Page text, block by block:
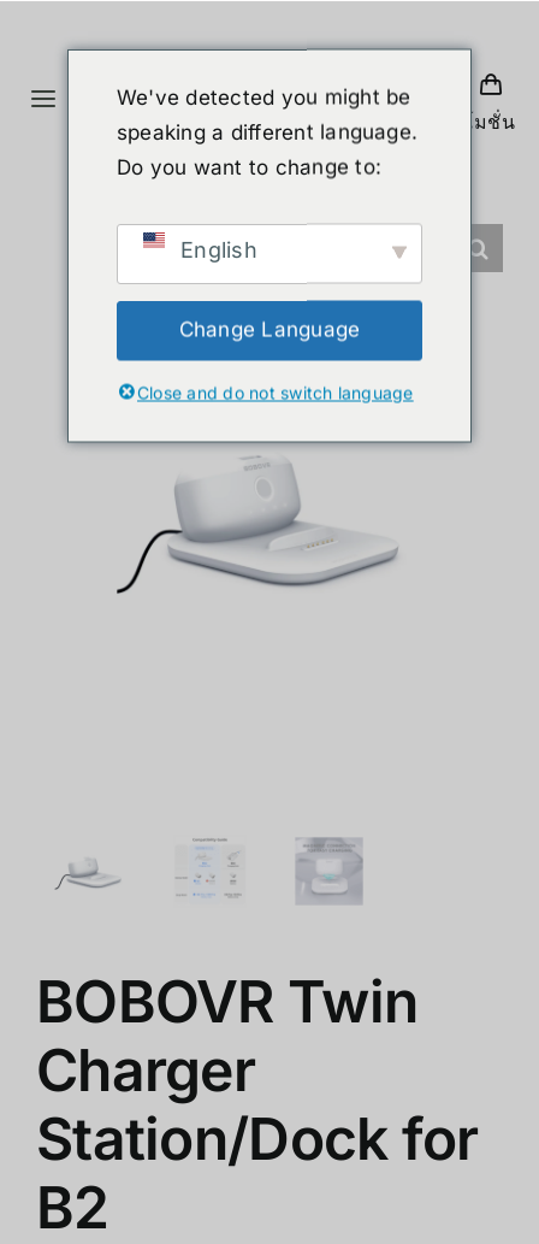
Toggle
Navigation
휴머노이드 로봇
โปรโมชั่น
BOBOVR Twin
Charger
Station/Dock for
B2
We've detected you might be
speaking a different language.
Do you want to change to:
English
Change Language
Close and do not switch language